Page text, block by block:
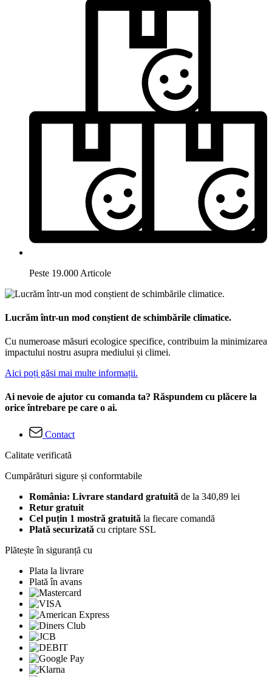
Peste 19.000 Articole
Lucrăm într-un mod conștient de schimbările climatice.
Cu numeroase măsuri ecologice specifice, contribuim la minimizarea
impactului nostru asupra mediului și climei.
Aici poți găsi mai multe informații.
Ai nevoie de ajutor cu comanda ta? Răspundem cu plăcere la
orice întrebare pe care o ai.
Contact
Calitate verificată
Cumpărături sigure și conformtabile
România: Livrare standard gratuită de la 340,89 lei
Retur gratuit
Cel puțin 1 mostră gratuită la fiecare comandă
Plată securizată cu criptare SSL
Plătește în siguranță cu
Plata la livrare
Plată în avans